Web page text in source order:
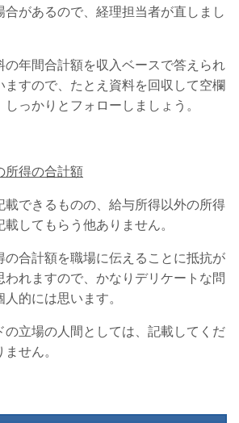
合があるので、経理担当者が直しまし
の年間合計額を収入ベースで答えられ
ますので、たとえ資料を回収して空欄
っかりとフォローしましょう。
得の合計額
載できるものの、給与所得以外の所得
してもらう他ありません。
の合計額を職場に伝えることに抵抗が
われますので、かなりデリケートな問
的には思います。
の立場の人間としては、記載してくだ
せん。